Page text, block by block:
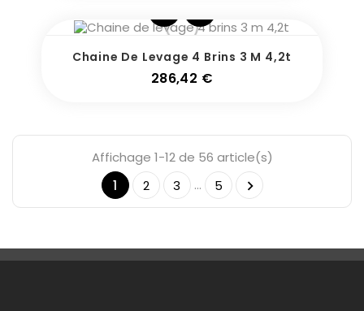
PackChaine De Levage 4 Brins 3 M 4,2t
286,42 €
Affichage 1-12 de 56 article(s)
1
2 3 … 5 